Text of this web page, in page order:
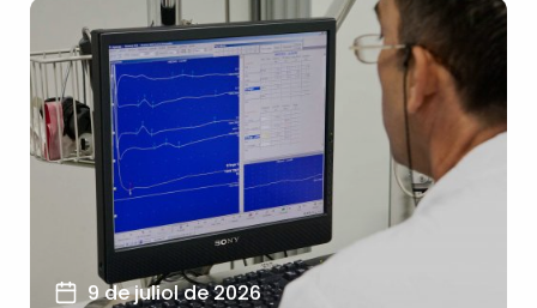
9 de juliol de 2026